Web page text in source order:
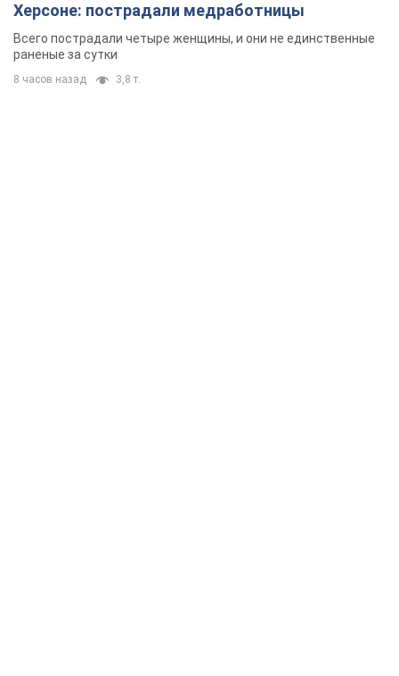
Херсоне: пострадали медработницы
Всего пострадали четыре женщины, и они не единственные
раненые за сутки
8 часов назад 3,8 т.